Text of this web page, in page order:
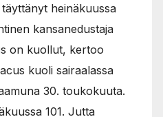
täyttänyt heinäkuussa
kansanedustaja
on kuollut, kertoo
kuoli sairaalassa
30. toukokuuta.
101. Jutta